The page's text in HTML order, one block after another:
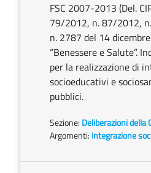
FSC 2007-2013 (Del.
79/2012, n. 87/2012,
n. 2787 del 14
“Benessere e Salute”.
per la realizzazione di
socioeducativi e
pubblici.
Sezione: Deliberazioni della
Argomenti: Integrazione